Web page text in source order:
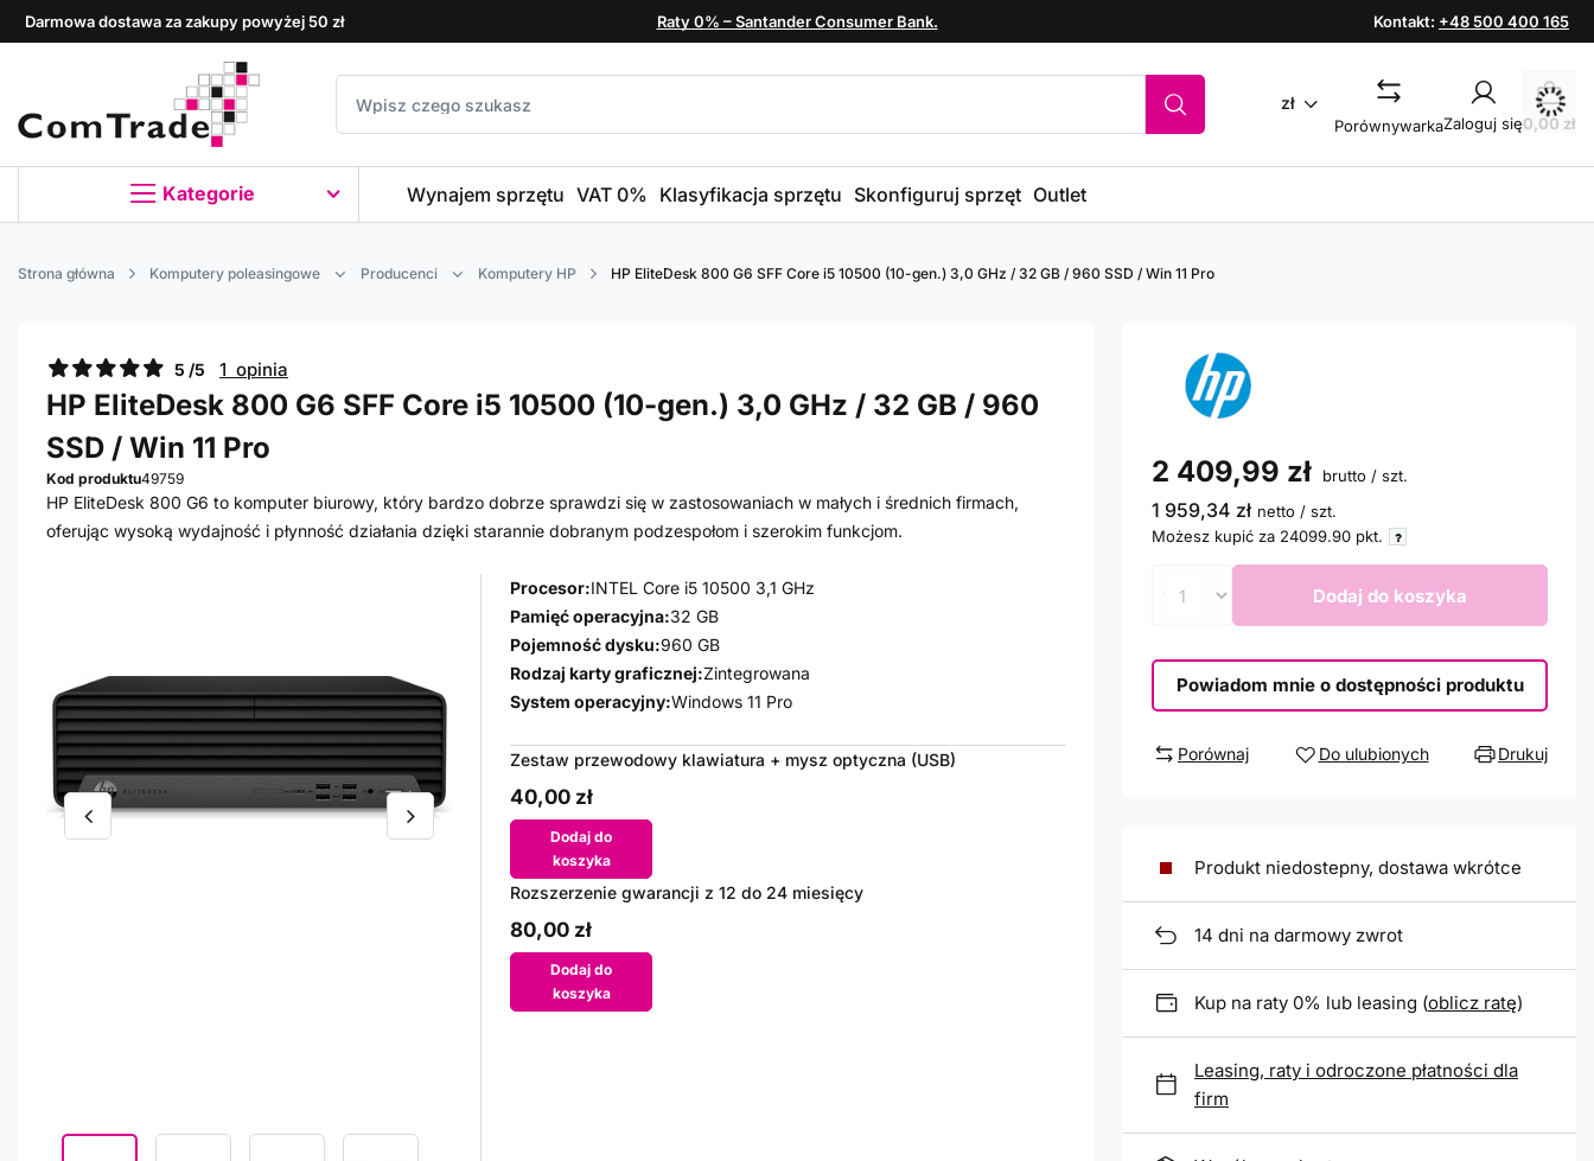
Darmowa dostawa za zakupy powyżej 50 zł Raty 0% – Santander Consumer Bank. Kontakt: +48 500 400 165
zł
PorównywarkaZaloguj się0,00 zł
Kategorie Wynajem sprzętu VAT 0% Klasyfikacja sprzętu Skonfiguruj sprzęt Outlet
Strona główna Komputery poleasingowe Producenci Komputery HP HP EliteDesk 800 G6 SFF Core i5 10500 (10-gen.) 3,0 GHz / 32 GB / 960 SSD / Win 11 Pro
5 /5 1 opinia
HP EliteDesk 800 G6 SFF Core i5 10500 (10-gen.) 3,0 GHz / 32 GB / 960
SSD / Win 11 Pro
Kod produktu49759
HP EliteDesk 800 G6 to komputer biurowy, który bardzo dobrze sprawdzi się w zastosowaniach w małych i średnich firmach,
oferując wysoką wydajność i płynność działania dzięki starannie dobranym podzespołom i szerokim funkcjom.
Procesor:INTEL Core i5 10500 3,1 GHz
Pamięć operacyjna:32 GB
Pojemność dysku:960 GB
Rodzaj karty graficznej:Zintegrowana
System operacyjny:Windows 11 Pro
Zestaw przewodowy klawiatura + mysz optyczna (USB)
40,00 zł
Dodaj do
koszyka
Rozszerzenie gwarancji z 12 do 24 miesięcy
80,00 zł
Dodaj do
koszyka
2 409,99 zł brutto / szt.
1 959,34 zł netto / szt.
Możesz kupić za 24099.90 pkt.
Dodaj do koszyka
Powiadom mnie o dostępności produktu
Porównaj Do ulubionych Drukuj
Produkt niedostepny, dostawa wkrótce
14 dni na darmowy zwrot
Kup na raty 0% lub leasing (oblicz ratę)
Leasing, raty i odroczone płatności dla
firm